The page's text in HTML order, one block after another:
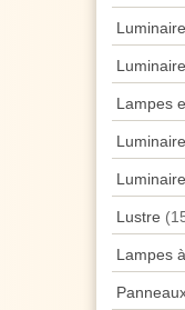
Lampes
Lustre
Lampes